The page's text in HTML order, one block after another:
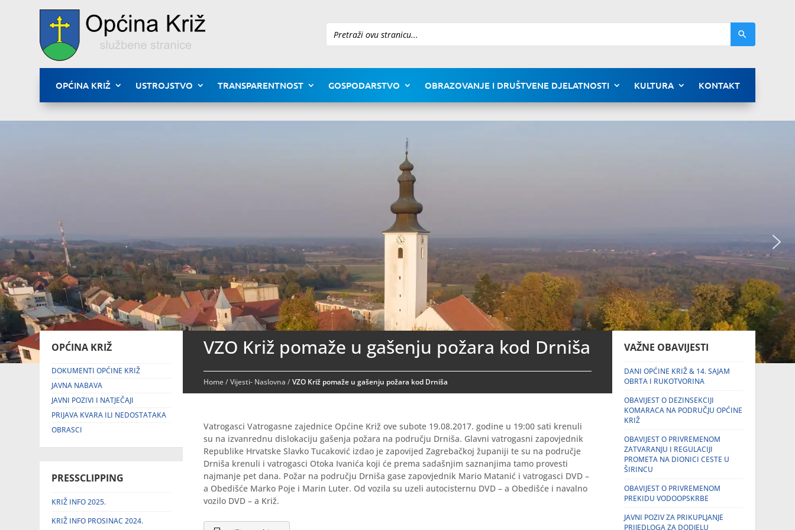
Pretraži
OPĆINA KRIŽ USTROJSTVO TRANSPARENTNOST GOSPODARSTVO OBRAZOVANJE I DRUŠTVENE DJELATNOSTI KULTURA KONTAKT
OPĆINA KRIŽ
DOKUMENTI OPĆINE KRIŽ
JAVNA NABAVA
JAVNI POZIVI I NATJEČAJI
PRIJAVA KVARA ILI NEDOSTATAKA
OBRASCI
PRESSCLIPPING
KRIŽ INFO 2025.
KRIŽ INFO PROSINAC 2024.
VZO Križ pomaže u gašenju požara kod Drniša
Home/Vijesti- Naslovna /VZO Križ pomaže u gašenju požara kod Drniša
Vatrogasci Vatrogasne zajednice Općine Križ ove subote 19.08.2017. godine u 19:00 sati krenuli
su na izvanrednu dislokaciju gašenja požara na području Drniša. Glavni vatrogasni zapovjednik
Republike Hrvatske Slavko Tucaković izdao je zapovijed Zagrebačkoj županiji te su na područje
Drniša krenuli i vatrogasci Otoka Ivanića koji će prema sadašnjim saznanjima tamo provesti
najmanje pet dana. Požar na području Drniša gase zapovjednik Mario Matanić i vatrogasci DVD –
a Obedišće Marko Poje i Marin Luter. Od vozila su uzeli autocisternu DVD – a Obedišće i navalno
vozilo DVD – a Križ.
VAŽNE OBAVIJESTI
DANI OPĆINE KRIŽ & 14. SAJAM
OBRTA I RUKOTVORINA
OBAVIJEST O DEZINSEKCIJI
KOMARACA NA PODRUČJU OPĆINE
KRIŽ
OBAVIJEST O PRIVREMENOM
ZATVARANJU I REGULACIJI
PROMETA NA DIONICI CESTE U
ŠIRINCU
OBAVIJEST O PRIVREMENOM
PREKIDU VODOOPSKRBE
JAVNI POZIV ZA PRIKUPLJANJE
PRIJEDLOGA ZA DODJELU